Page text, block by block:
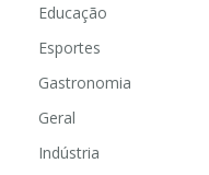
Educação
Esportes
Gastronomia
Geral
Indústria